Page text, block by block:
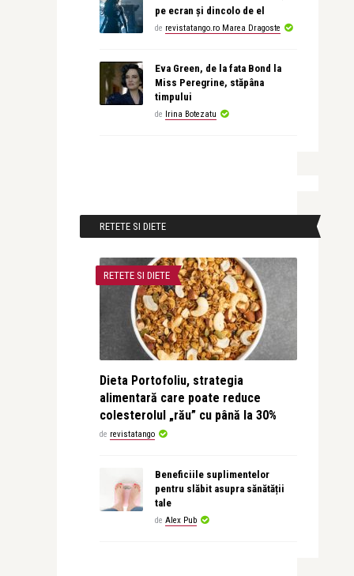
pe ecran și dincolo de el
de revistatango.ro Marea Dragoste
Eva Green, de la fata Bond la
Miss Peregrine, stăpâna
timpului
de Irina Botezatu
RETETE SI DIETE
RETETE SI DIETE
Dieta Portofoliu, strategia
alimentară care poate reduce
colesterolul „rău” cu până la 30%
de revistatango
Beneficiile suplimentelor
pentru slăbit asupra sănătății
tale
de Alex Pub